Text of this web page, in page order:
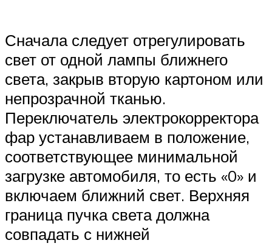
Сначала следует отрегулировать
свет от одной лампы ближнего
света, закрыв вторую картоном или
непрозрачной тканью.
Переключатель электрокорректора
фар устанавливаем в положение,
соответствующее минимальной
загрузке автомобиля, то есть «0» и
включаем ближний свет. Верхняя
граница пучка света должна
совпадать с нижней